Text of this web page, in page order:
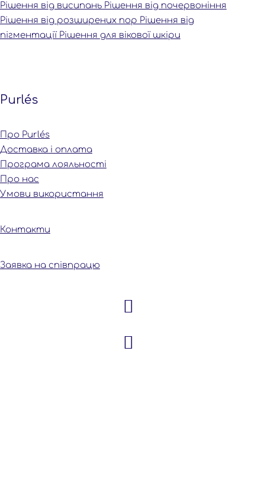
Рішення від висипань Рішення від почервоніння
Рішення від розширених пор Рішення від
пігментації Рішення для вікової шкіри
Purlés
Про Purlés
Доставка і оплата
Програма лояльності
Про нас
Умови використання
Контакти
Заявка на співпрацю